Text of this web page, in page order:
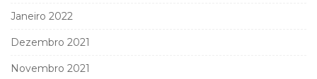
Janeiro 2022
Dezembro 2021
Novembro 2021